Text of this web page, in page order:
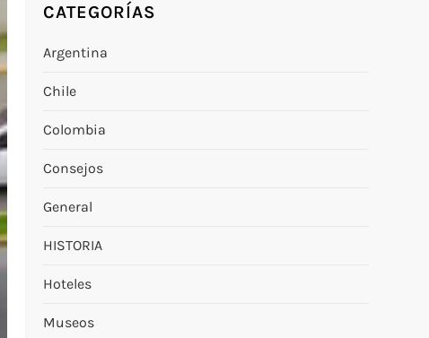
CATEGORÍAS
Argentina
Chile
Colombia
Consejos
General
HISTORIA
Hoteles
Museos